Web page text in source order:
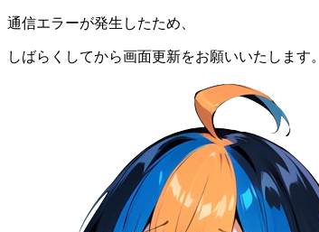
通信エラーが発生したため、
しばらくしてから画面更新をお願いいたします。